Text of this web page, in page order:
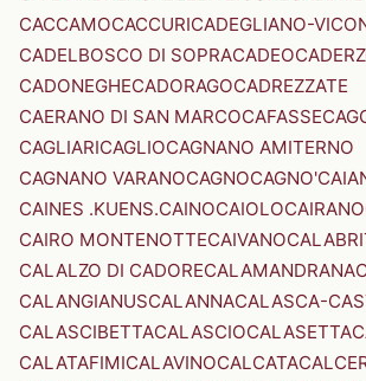
CACCAMOCACCURICADEGLIANO-
CADELBOSCO DI SOPRACADEO
CADONEGHECADORAGOCADREZZATE
CAERANO DI SAN MARCOCAFASSE
CAGLIARICAGLIOCAGNANO AMITERNO
CAGNANO VARANOCAGNOCAGNO'
CAINES .KUENS.CAINOCAIOLOCAIRANO
CAIRO MONTENOTTECAIVANO
CALALZO DI CADORECALAMANDRANA
CALANGIANUSCALANNACALASCA-
CALASCIBETTACALASCIOCALASETTA
CALATAFIMICALAVINOCALCATA